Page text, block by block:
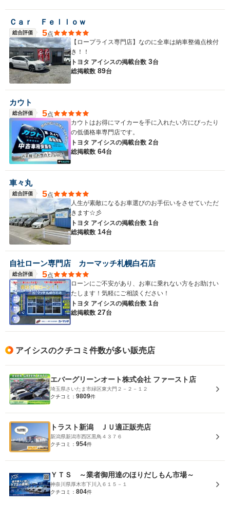
Ｃａｒ Ｆｅｌｌｏｗ
総合評価 5点
【ロープライス専門店】なのに全車は納車整備点検付
き！！
トヨタ アイシスの掲載台数 3台
総掲載数 89台
カウト
総合評価 5点
カウトはお得にマイカーを手に入れたい方にぴったり
の低価格車専門店です。
トヨタ アイシスの掲載台数 2台
総掲載数 64台
車々丸
総合評価 5点
人生が素敵になるお車選びのお手伝いをさせていただ
きます☆彡
トヨタ アイシスの掲載台数 1台
総掲載数 14台
自社ローン専門店 カーマッチ札幌白石店
総合評価 5点
ローンにご不安があり、お車に乗れない方をお助けい
たします！気軽にご相談ください！
トヨタ アイシスの掲載台数 1台
総掲載数 27台
アイシスのクチコミ件数が多い販売店
エバーグリーンオート株式会社 ファースト店
埼玉県さいたま市緑区東大門２－２－１２
クチコミ： 9809件
トラスト新潟 ＪＵ適正販売店
新潟県新潟市西区黒鳥４３７６
クチコミ： 954件
ＹＴＳ ～業者御用達のほりだしもん市場～
神奈川県厚木市下川入６１５－１
クチコミ： 804件